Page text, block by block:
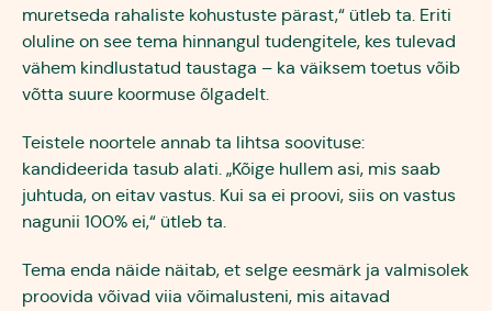
muretseda rahaliste kohustuste pärast,“ ütleb ta. Eriti
oluline on see tema hinnangul tudengitele, kes tulevad
vähem kindlustatud taustaga – ka väiksem toetus võib
võtta suure koormuse õlgadelt.
Teistele noortele annab ta lihtsa soovituse:
kandideerida tasub alati. „Kõige hullem asi, mis saab
juhtuda, on eitav vastus. Kui sa ei proovi, siis on vastus
nagunii 100% ei,“ ütleb ta.
Tema enda näide näitab, et selge eesmärk ja valmisolek
proovida võivad viia võimalusteni, mis aitavad